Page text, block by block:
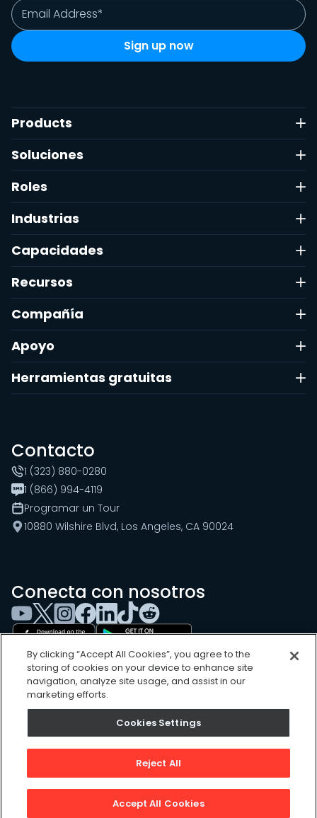
Reiniciar
Products
Soluciones
Roles
Industrias
Capacidades
Recursos
Compañía
Apoyo
Herramientas gratuitas
Contacto
1 (323) 880-0280
1 (866) 994-4119
Programar un Tour
10880 Wilshire Blvd, Los Angeles, CA 90024
Conecta con nosotros
Sitemap
Privacy Policy
By clicking “Accept All Cookies”, you agree to the
storing of cookies on your device to enhance site
navigation, analyze site usage, and assist in our
marketing efforts.
Cookies Settings
Reject All
Accept All Cookies